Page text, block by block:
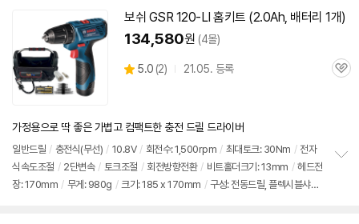
보쉬 GSR 120-LI 홈키트 (2.0Ah, 배터리 1개)
134,580원 (4몰)
별
5.0 (상
뷰
2) 21.05. 등록
관
가정용으로 딱 좋은 가볍고 컴팩트한 충전 드릴 드라이버
일반드릴 / 충전식(무선) / 10.8V / 회전수: 1,500rpm / 최대토크: 30Nm / 전자
식속도조절 / 2단변속 / 토크조절 / 회전방향전환 / 비트홀더크기: 13mm / 헤드전
장: 170mm / 무게: 980g / 크기: 185 x 170mm / 구성: 전동드릴, 플렉시블샤프